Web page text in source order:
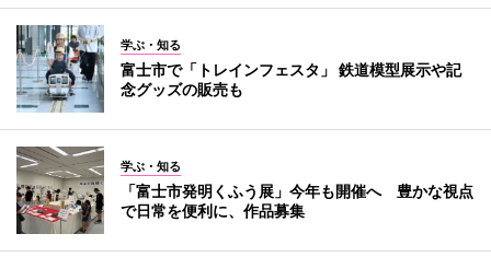
学ぶ・知る
富士市で「トレインフェスタ」 鉄道模型展示や記
念グッズの販売も
学ぶ・知る
「富士市発明くふう展」今年も開催へ 豊かな視点
で日常を便利に、作品募集